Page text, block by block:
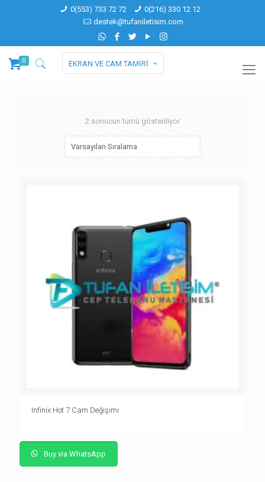
0(553) 733 72 72
0(216) 330 12 12
destek@tufaniletisim.com
0 EKRAN VE CAM TAMİRİ
2 sonucun tümü gösteriliyor
Infinix Hot 7 Cam Değişimi
Buy via WhatsApp